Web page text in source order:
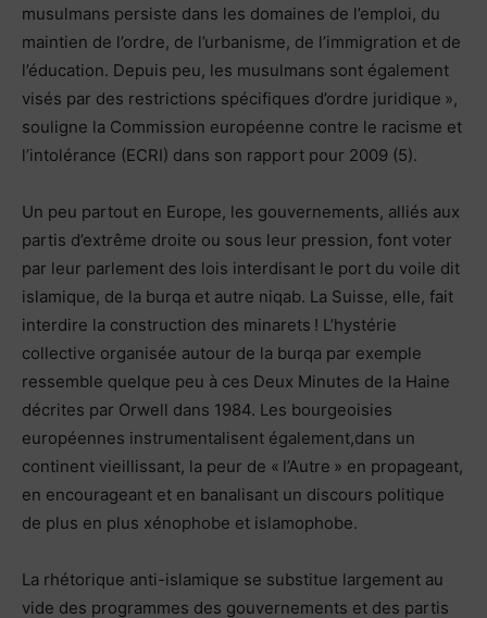
musulmans persiste dans les domaines de l’emploi, du
maintien de l’ordre, de l’urbanisme, de l’immigration et de
l’éducation. Depuis peu, les musulmans sont également
visés par des restrictions spécifiques d’ordre juridique »,
souligne la Commission européenne contre le racisme et
l’intolérance (ECRI) dans son rapport pour 2009 (5).
Un peu partout en Europe, les gouvernements, alliés aux
partis d’extrême droite ou sous leur pression, font voter
par leur parlement des lois interdisant le port du voile dit
islamique, de la burqa et autre niqab. La Suisse, elle, fait
interdire la construction des minarets ! L’hystérie
collective organisée autour de la burqa par exemple
ressemble quelque peu à ces Deux Minutes de la Haine
décrites par Orwell dans 1984. Les bourgeoisies
européennes instrumentalisent également,dans un
continent vieillissant, la peur de « l’Autre » en propageant,
en encourageant et en banalisant un discours politique
de plus en plus xénophobe et islamophobe.
La rhétorique anti-islamique se substitue largement au
vide des programmes des gouvernements et des partis